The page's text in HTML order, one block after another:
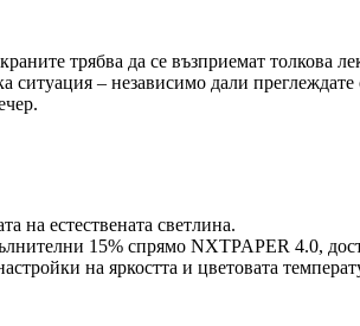
трябва да се възприемат толкова
– независимо дали
на естествената светлина.
15% спрямо NXTPAPER 4.0,
на яркостта и цветовата